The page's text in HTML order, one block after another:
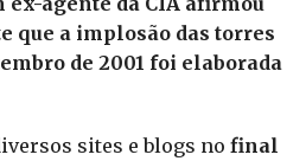
que a implosão das torres
de 2001 foi elaborada
sites e blogs no final